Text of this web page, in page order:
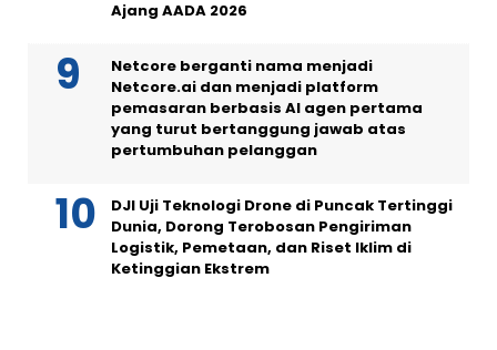
Ajang AADA 2026
Netcore berganti nama menjadi
Netcore.ai dan menjadi platform
pemasaran berbasis AI agen pertama
yang turut bertanggung jawab atas
pertumbuhan pelanggan
DJI Uji Teknologi Drone di Puncak Tertinggi
Dunia, Dorong Terobosan Pengiriman
Logistik, Pemetaan, dan Riset Iklim di
Ketinggian Ekstrem